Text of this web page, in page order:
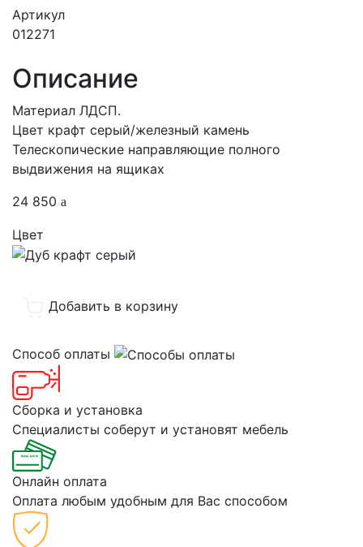
Артикул
012271
Описание
Материал ЛДСП.
Цвет крафт серый/железный камень
Телескопические направляющие полного
выдвижения на ящиках
24 850
Цвет
Добавить в корзину
Способ оплаты
Сборка и установка
Специалисты соберут и установят мебель
Онлайн оплата
Оплата любым удобным для Вас способом